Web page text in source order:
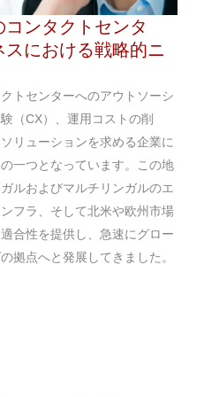
ンタクトセンタ
における戦略的ニ
トセンターへのアウトソーシ
（CX）、運用コストの削
リューションを求める企業に
一つとなっています。この地
ルおよびマルチリンガルのエ
フラ、そして北米や欧州市場
合性を提供し、急速にグロー
拠点へと発展してきました。